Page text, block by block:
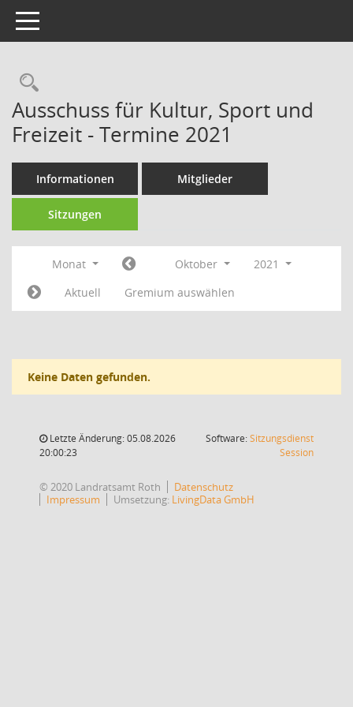
Toggle navigation
Rechercheauswahl
Ausschuss für Kultur, Sport und
Freizeit - Termine 2021
Informationen Mitglieder
Sitzungen
Monat Oktober
2021
Aktuell
Gremium auswählen
Keine Daten gefunden.
Letzte Änderung: 05.08.2026
20:00:23
Software:Sitzungsdienst
Session(Wird in
© 2020 Landratsamt Roth
Datenschutz
Impressum
Umsetzung: LivingData GmbH